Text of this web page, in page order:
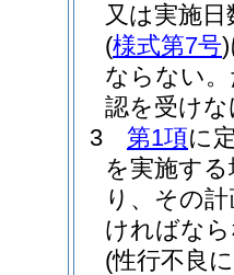
又は実施
(様式第7号)
ならない。
認を受け
3
第1項に
を実施す
り、その
ければな
(性行不良